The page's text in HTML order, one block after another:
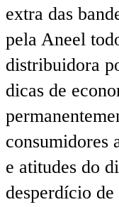
extra das
pela Aneel
distribuidora
dicas de
consumidores
e atitudes do
desperdício